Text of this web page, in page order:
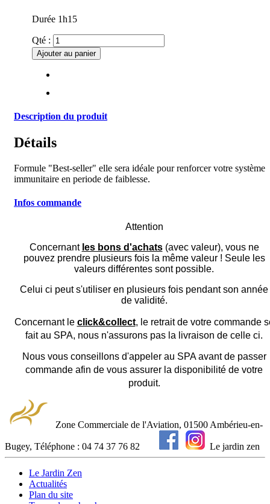
Durée 1h15
Qté :
Ajouter au panier
Description du produit
Détails
Formule "Best-seller" elle sera idéale pour renforcer votre système
immunitaire en periode de faiblesse.
Infos commande
Attention
Concernant les bons d'achats(avec valeur), vous ne
pouvez prendre plusieurs fois la même valeur ! Seule les
valeurs différentes sont possible.
Celui ci peut s'utiliser en plusieurs fois pendant son année
de validité.
Concernant le click&collect, le retrait de votre commande
fait au SPA, nous n'assurons pas la livraison de celle ci.
Nous vous conseillons d'appeler au SPA avant de passer
commande afin de vous assurer la disponibilité de votre
produit.
Zone Commerciale de l'Aviation, 01500 Ambérieu-en-
Bugey, Téléphone : 04 74 37 76 82 Le jardin zen
Le Jardin Zen
Actualités
Plan du site